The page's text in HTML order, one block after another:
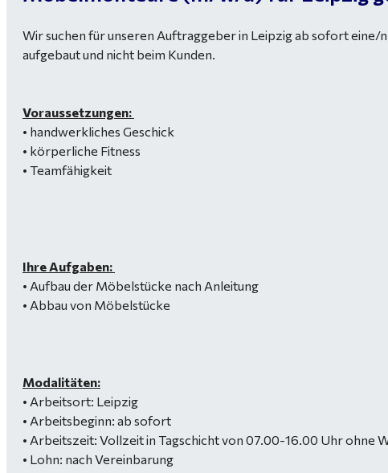
Wir suchen für unseren Auftraggeber in Leipzig ab sofort
aufgebaut und nicht beim Kunden.
Voraussetzungen:
• handwerkliches Geschick
• körperliche Fitness
• Teamfähigkeit
Ihre Aufgaben:
• Aufbau der Möbelstücke nach Anleitung
• Abbau von Möbelstücke
Modalitäten:
• Arbeitsort: Leipzig
• Arbeitsbeginn: ab sofort
• Arbeitszeit: Vollzeit in Tagschicht von 07.00-16.00 Uhr ohne
• Lohn: nach Vereinbarung